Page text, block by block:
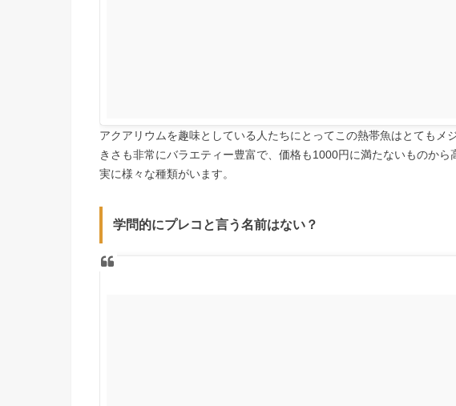
アクアリウムを趣味としている人たちにとってこの熱帯魚はとてもメ
きさも非常にバラエティー豊富で、価格も1000円に満たないものか
実に様々な種類がいます。
学問的にプレコと言う名前はない？